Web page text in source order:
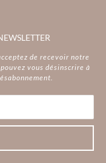
de recevoir notre
vous désinscrire à